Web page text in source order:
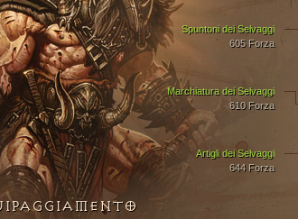
Marchiatura dei Selvaggi
610 Forza
Artigli dei Selvaggi
644 Forza
Spuntoni dei Selvaggi
605 Forza